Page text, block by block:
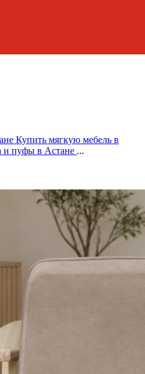
Купить мягкую мебель в
и пуфы в Астане ...